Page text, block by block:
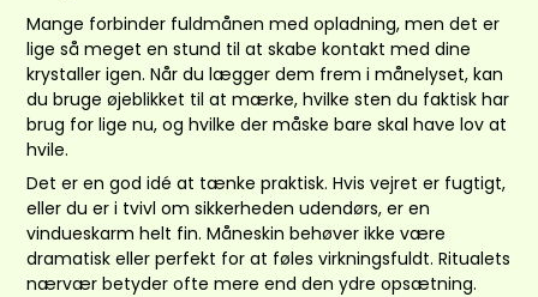
Mange forbinder fuldmånen med opladning, men det er
lige så meget en stund til at skabe kontakt med dine
krystaller igen. Når du lægger dem frem i månelyset, kan
du bruge øjeblikket til at mærke, hvilke sten du faktisk har
brug for lige nu, og hvilke der måske bare skal have lov at
hvile.
Det er en god idé at tænke praktisk. Hvis vejret er fugtigt,
eller du er i tvivl om sikkerheden udendørs, er en
vindueskarm helt fin. Måneskin behøver ikke være
dramatisk eller perfekt for at føles virkningsfuldt. Ritualets
nærvær betyder ofte mere end den ydre opsætning.